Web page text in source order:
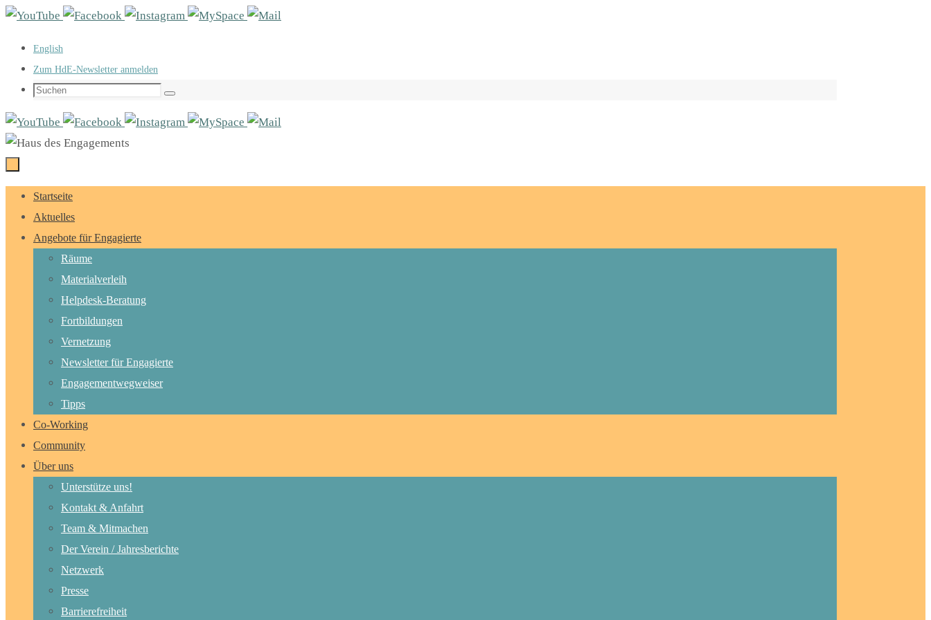
Zum
springen
English
Zum HdE-Newsletter anmelden
Suchen
Suchen
Zum
Inhalt
springen
Startseite
Aktuelles
Angebote für Engagierte
Räume
Materialverleih
Helpdesk-Beratung
Fortbildungen
Vernetzung
Newsletter für Engagierte
Engagementwegweiser
Tipps
Co-Working
Community
Über uns
Unterstütze uns!
Kontakt & Anfahrt
Team & Mitmachen
Der Verein / Jahresberichte
Netzwerk
Presse
Barrierefreiheit